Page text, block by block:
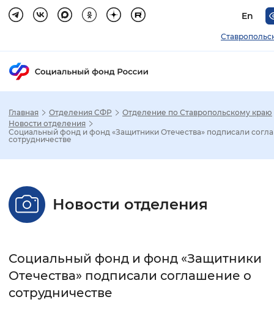
En
Стандартный Увеличенный
Без засечек С засечками
Интервал между буквами
Главная Отделения СФР
Отделение по Ставропольскому краю
Новости отделения
Социальный фонд и фонд «Защитники Отечества» подписали
сотрудничестве
Новости отделения
Социальный фонд и фонд «Защитники
Отечества» подписали соглашение о
сотрудничестве